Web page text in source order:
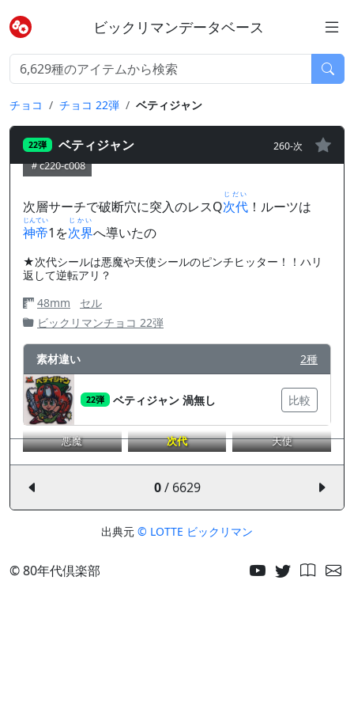
ビックリマンデータベース
チョコ チョコ 22弾 ベティジャン
22弾 ベティジャン 260-次
c220-c008
次層サーチで破断穴に突入のレスQ次代
じだい
！ルーツは
神帝
じんてい
1を次界
じかい
へ導いたの
★次代シールは悪魔や天使シールのピンチヒッター！！ハリ
返して逆転アリ？
48mm
セル
ビックリマンチョコ 22弾
素材違い 2種
22弾 ベティジャン 渦無し 比較
悪魔 次代 天使
0/ 6629
出典元 © LOTTE ビックリマン
© 80年代倶楽部